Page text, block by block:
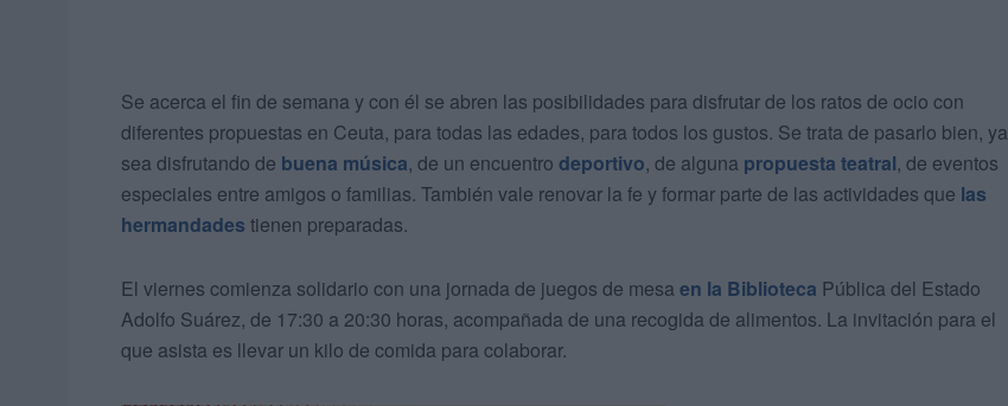
Se acerca el fin de semana y con él se abren las posibilidades para disfrutar de los ratos de ocio con
diferentes propuestas en Ceuta, para todas las edades, para todos los gustos. Se trata de pasarlo bien, ya
sea disfrutando de buena música, de un encuentro deportivo, de alguna propuesta teatral, de eventos
especiales entre amigos o familias. También vale renovar la fe y formar parte de las actividades que las
hermandades tienen preparadas.
El viernes comienza solidario con una jornada de juegos de mesa en la Biblioteca Pública del Estado
Adolfo Suárez, de 17:30 a 20:30 horas, acompañada de una recogida de alimentos. La invitación para el
que asista es llevar un kilo de comida para colaborar.